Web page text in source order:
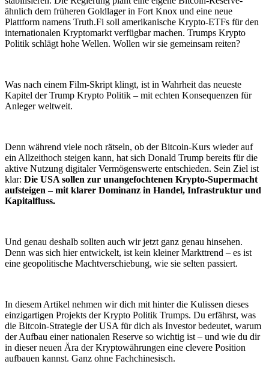
ähnlich dem früheren Goldlager in Fort Knox und eine neue
Plattform namens Truth.Fi soll amerikanische Krypto-ETFs für den
internationalen Kryptomarkt verfügbar machen. Trumps Krypto
Politik schlägt hohe Wellen. Wollen wir sie gemeinsam reiten?
Was nach einem Film-Skript klingt, ist in Wahrheit das neueste
Kapitel der Trump Krypto Politik – mit echten Konsequenzen für
Anleger weltweit.
Denn während viele noch rätseln, ob der Bitcoin-Kurs wieder auf
ein Allzeithoch steigen kann, hat sich Donald Trump bereits für die
aktive Nutzung digitaler Vermögenswerte entschieden. Sein Ziel ist
klar: Die USA sollen zur unangefochtenen Krypto-Supermacht
aufsteigen – mit klarer Dominanz in Handel, Infrastruktur und
Kapitalfluss.
Und genau deshalb sollten auch wir jetzt ganz genau hinsehen.
Denn was sich hier entwickelt, ist kein kleiner Markttrend – es ist
eine geopolitische Machtverschiebung, wie sie selten passiert.
In diesem Artikel nehmen wir dich mit hinter die Kulissen dieses
einzigartigen Projekts der Krypto Politik Trumps. Du erfährst, was
die Bitcoin-Strategie der USA für dich als Investor bedeutet, warum
der Aufbau einer nationalen Reserve so wichtig ist – und wie du dir
in dieser neuen Ära der Kryptowährungen eine clevere Position
aufbauen kannst. Ganz ohne Fachchinesisch.